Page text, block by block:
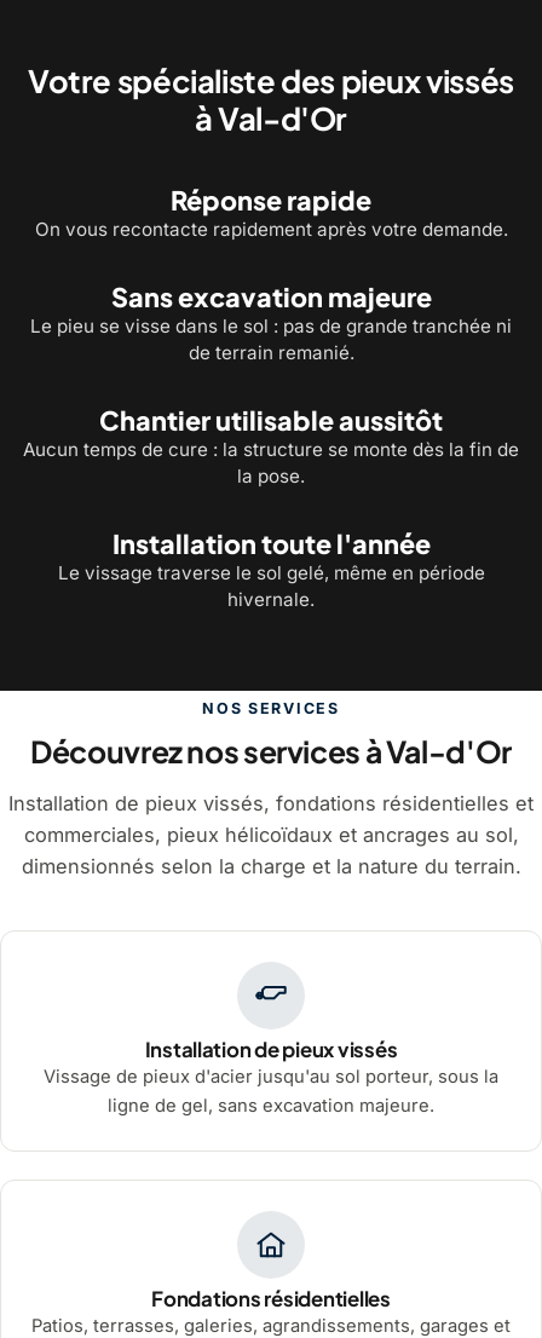
Votre spécialiste des pieux vissés
à Val-d'Or
Réponse rapide
On vous recontacte rapidement après votre demande.
Sans excavation majeure
Le pieu se visse dans le sol : pas de grande tranchée ni
de terrain remanié.
Chantier utilisable aussitôt
Aucun temps de cure : la structure se monte dès la fin de
la pose.
Installation toute l'année
Le vissage traverse le sol gelé, même en période
hivernale.
NOS SERVICES
Découvrez nos services à Val-d'Or
Installation de pieux vissés, fondations résidentielles et
commerciales, pieux hélicoïdaux et ancrages au sol,
dimensionnés selon la charge et la nature du terrain.
Installation de pieux vissés
Vissage de pieux d'acier jusqu'au sol porteur, sous la
ligne de gel, sans excavation majeure.
Fondations résidentielles
Patios, terrasses, galeries, agrandissements, garages et